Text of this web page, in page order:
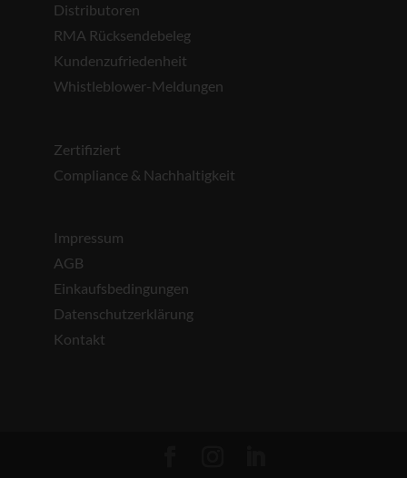
Distributoren
RMA Rücksendebeleg
Kundenzufriedenheit
Whistleblower-Meldungen
Zertifiziert
Compliance & Nachhaltigkeit
Impressum
AGB
Einkaufsbedingungen
Datenschutzerklärung
Kontakt